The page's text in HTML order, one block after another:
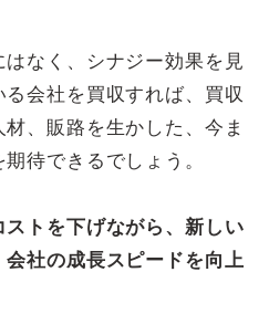
なく、シナジー効果を見
会社を買収すれば、買収
、販路を生かした、今ま
待できるでしょう。
トを下げながら、新しい
社の成長スピードを向上